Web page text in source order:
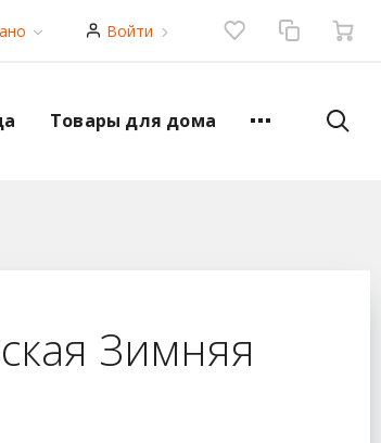
Войти
Товары для дома
Зимняя